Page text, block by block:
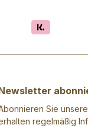
Sie
regelmäßig